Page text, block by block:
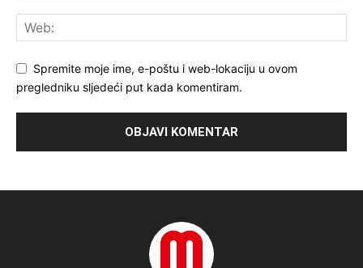
Spremite moje ime, e-poštu i web-lokaciju u ovom
pregledniku sljedeći put kada komentiram.